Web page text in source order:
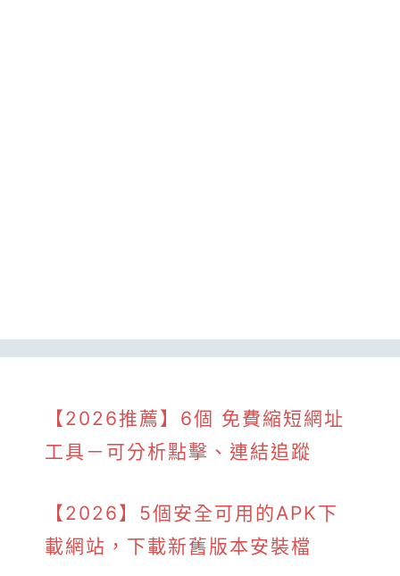
【2026推薦】6個 免費縮短網址
工具－可分析點擊、連結追蹤
【2026】5個安全可用的APK下
載網站，下載新舊版本安裝檔